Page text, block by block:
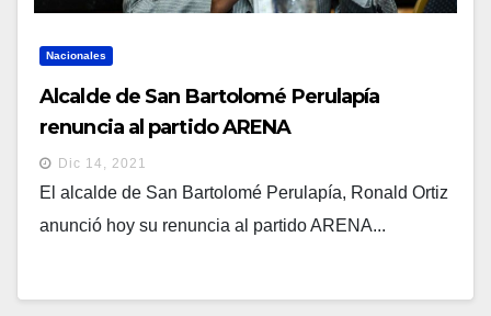
Nacionales
Alcalde de San Bartolomé Perulapía
renuncia al partido ARENA
Dic 14, 2021
El alcalde de San Bartolomé Perulapía, Ronald Ortiz
anunció hoy su renuncia al partido ARENA...